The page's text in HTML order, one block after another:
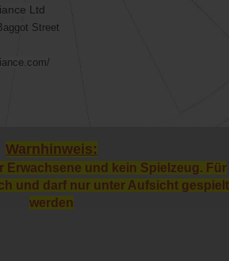
Ltd
Street
Warnhinweis:
Erwachsene und kein Spielzeug. Für
und darf nur unter Aufsicht gespielt
werden